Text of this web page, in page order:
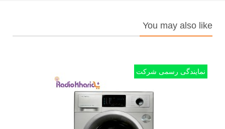
You may also like
نمایندگی رسمی شرکت